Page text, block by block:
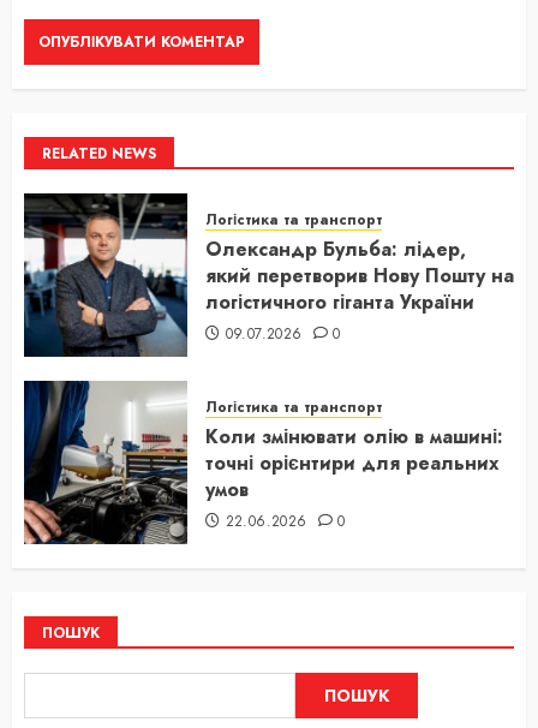
RELATED NEWS
Логістика та транспорт
Олександр Бульба: лідер,
який перетворив Нову Пошту на
логістичного гіганта України
09.07.2026 0
Логістика та транспорт
Коли змінювати олію в машині:
точні орієнтири для реальних
умов
22.06.2026 0
ПОШУК
ПОШУК